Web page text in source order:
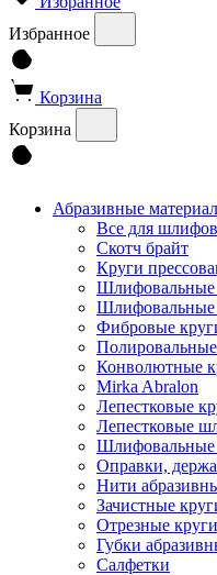
Избранное
Корзина
Корзина
Абразивные
Все для
Скотч брайт
Круги
Шлифовальные
Шлифовальные
Фибровые
Конволютные
Mirka Abralon
Лепестковые
Лепестковые
Шлифовальные
Оправки,
Нити
Зачистные
Отрезные круги
Губки
Салфетки